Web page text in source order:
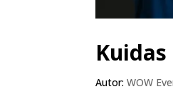
Autor:WOW